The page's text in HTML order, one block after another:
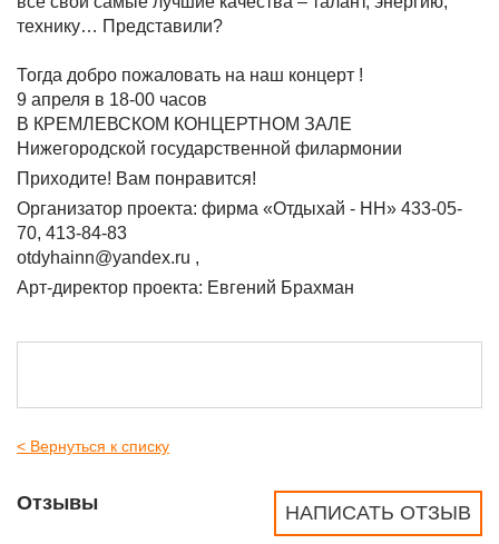
технику… Представили?
Тогда добро пожаловать на наш концерт !
9 апреля в 18-00 часов
В КРЕМЛЕВСКОМ КОНЦЕРТНОМ ЗАЛЕ
Нижегородской государственной филармонии
Приходите! Вам понравится!
Организатор проекта: фирма «Отдыхай - НН» 433-05-
70, 413-84-83
otdyhainn@yandex.ru ,
Арт-директор проекта: Евгений Брахман
< Вернуться к списку
НАПИСАТЬ ОТЗЫВ
Отзывы